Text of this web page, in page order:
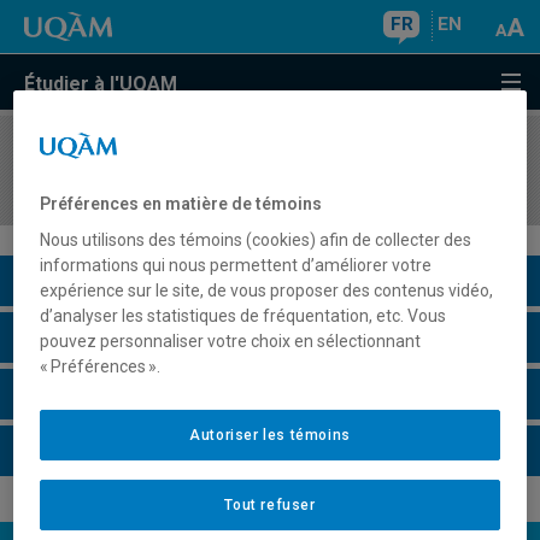
FR EN
Étudier à l'UQAM
COURS//
Description du cours
Horaire - Été 2026
Préférences en matière de témoins
Nous utilisons des témoins (cookies) afin de collecter des
informations qui nous permettent d’améliorer votre
expérience sur le site, de vous proposer des contenus vidéo,
d’analyser les statistiques de fréquentation, etc. Vous
pouvez personnaliser votre choix en sélectionnant
« Préférences ».
Tout refuser
Autoriser les témoins